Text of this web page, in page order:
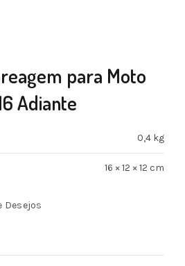
para Moto
Adiante
0,4 kg
16 × 12 × 12 cm
Desejos